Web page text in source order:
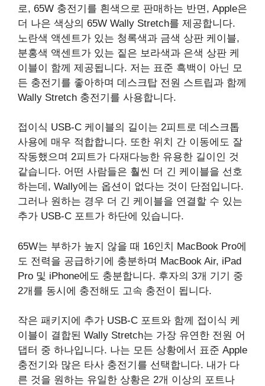
로, 65W 충전기를 흰색으로 판매하는 반면, Apple은
더 나은 색상의 65W Wally Stretch를 제공합니다.
노란색 액센트가 있는 청록색과 금색 상판 케이블,
분홍색 액센트가 있는 짙은 보라색과 은색 상판 케
이블이 함께 제공됩니다. 저는 표준 흑백이 아닌 모
든 충전기를 좋아하며 데스크탑 전원 스트립과 함께
Wally Stretch 충전기를 사용합니다.
접이식 USB-C 케이블의 길이는 2피트로 데스크톱
사용에 매우 적합합니다. 또한 위치 간 이동에도 잘
작동했으며 2피트가 다재다능한 유용한 길이인 것
같습니다. 어떤 사람들은 훨씬 더 긴 케이블을 선호
하는데, Wally에는 옵션이 없다는 것이 단점입니다.
그러나 원하는 경우 더 긴 케이블을 연결할 수 있는
추가 USB-C 포트가 하단에 있습니다.
65W는 부하가 높지 않을 때 16인치 MacBook Pro에
도 전력을 공급하기에 충분하며 MacBook Air, iPad
Pro 및 iPhone에도 충분합니다. 후자의 3개 기기 중
2개를 동시에 충전해도 고속 충전이 됩니다.
작은 패키지에 추가 USB-C 포트와 함께 접이식 케
이블이 결합된 Wally Stretch는 가장 유연한 전원 어
댑터 중 하나입니다. 나는 모든 상황에서 표준 Apple
충전기와 많은 타사 충전기를 선택합니다. 내가 다
른 것을 원하는 유일한 상황은 2개 이상의 포트나